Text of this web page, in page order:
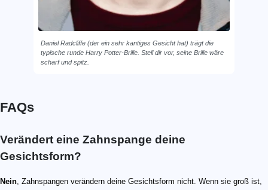
Daniel Radcliffe (der ein sehr kantiges Gesicht hat) trägt die
typische runde Harry Potter-Brille. Stell dir vor, seine Brille wäre
scharf und spitz.
FAQs
Verändert eine Zahnspange deine
Gesichtsform?
Nein, Zahnspangen verändern deine Gesichtsform nicht. Wenn sie groß ist,